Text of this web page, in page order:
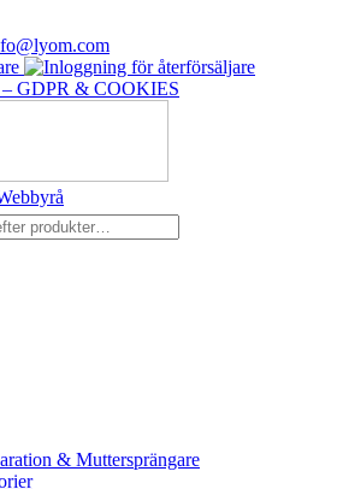
GDPR & COOKIES
& Muttersprängare